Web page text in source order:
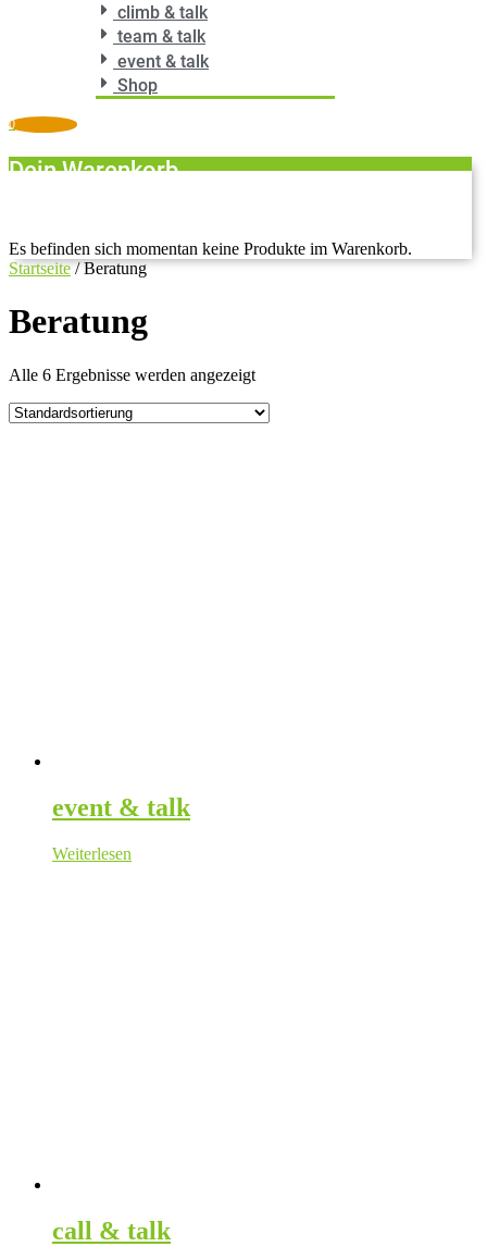
climb & talk
team & talk
event & talk
Shop
0
Dein Warenkorb
Es befinden sich momentan keine Produkte im Warenkorb.
Startseite/ Beratung
Beratung
Alle 6 Ergebnisse werden angezeigt
event & talk
Weiterlesen
call & talk